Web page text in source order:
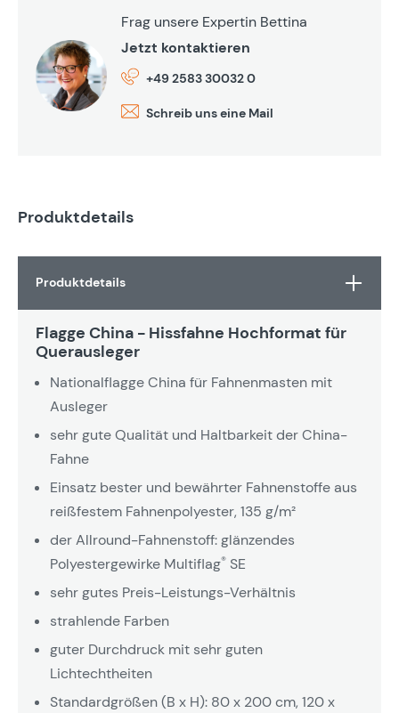
Frag unsere Expertin Bettina
Jetzt kontaktieren
+49 2583 30032 0
Schreib uns eine Mail
Produktdetails
Produktdetails
Flagge China - Hissfahne Hochformat für
Querausleger
Nationalflagge China für Fahnenmasten mit
Ausleger
sehr gute Qualität und Haltbarkeit der China-
Fahne
Einsatz bester und bewährter Fahnenstoffe aus
reißfestem Fahnenpolyester, 135 g/m²
der Allround-Fahnenstoff: glänzendes
Polyestergewirke Multiflag® SE
sehr gutes Preis-Leistungs-Verhältnis
strahlende Farben
guter Durchdruck mit sehr guten
Lichtechtheiten
Standardgrößen (B x H): 80 x 200 cm, 120 x